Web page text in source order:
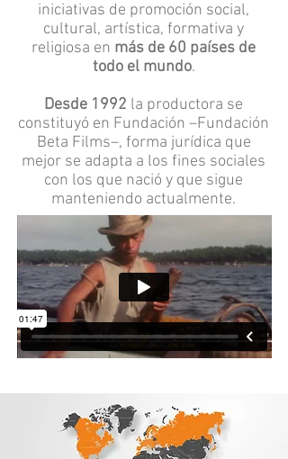
iniciativas de promoción social,
cultural, artística, formativa y
religiosa en más de 60 países de
todo el mundo.
Desde 1992 la productora se
constituyó en Fundación –Fundación
Beta Films–, forma jurídica que
mejor se adapta a los fines sociales
con los que nació y que sigue
manteniendo actualmente.